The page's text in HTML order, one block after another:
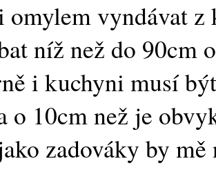
omylem vyndávat
níž než do 90cm
i kuchyni musí
o 10cm než je
zadováky by